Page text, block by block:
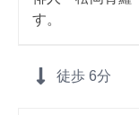
す。
徒歩 6分